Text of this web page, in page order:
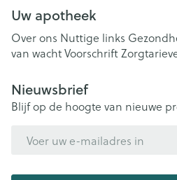
Uw apotheek
Over ons Nuttige links
van wachtVoorschrift
Nieuwsbrief
Blijf op de hoogte van nieuwe